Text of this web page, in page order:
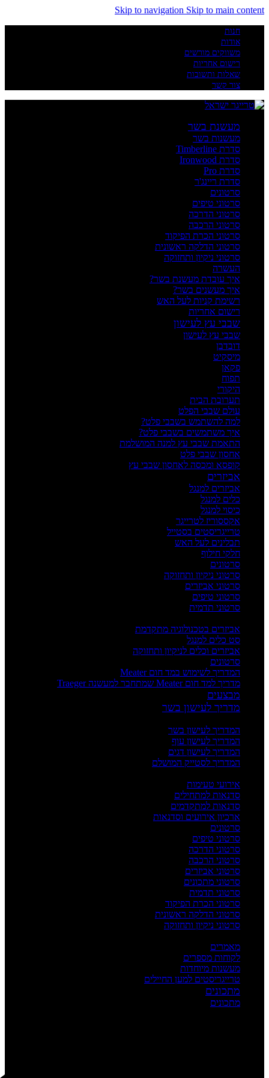
Skip to navigation Skip to main content
חנות
אודות
משווקים מורשים
רישום אחריות
שאלות ותשובות
צור קשר
מעשנת בשר
מעשנות בשר
סדרת Timberline
סדרת Ironwood
סדרת Pro
סדרת ריינג'ר
סרטונים
סרטוני טיפים
סרטוני הדרכה
סרטוני הרכבה
סרטוני הכרת הפיקוד
סרטוני הדלקה ראשונית
סרטוני ניקיון ותחזוקה
העשרה
איך עובדת מעשנת בשר?
איך מעשנים בשר?
רשימת קניות לעל האש
רישום אחריות
שבבי עץ לעישון
שבבי עץ לעישון
דובדבן
מיסקיט
פקאן
תפוח
היקורי
תערובת הבית
עולם שבבי הפלט
למה להשתמש בשבבי פלט?
איך משתמשים בשבבי פלט?
התאמת שבבי עץ למנה המושלמת
אחסון שבבי פלט
קופסא ומכסה לאחסון שבבי עץ
אביזרים
אביזרים למנגל
כלים למנגל
כיסוי למנגל
אקססוריז לטרייגר
טרייגריסטים בסטייל
תבלינים לעל האש
חלקי חילוף
סרטונים
סרטוני ניקיון ותחזוקה
סרטוני אביזרים
סרטוני טיפים
סרטוני תדמית
אביזרים בטכנולוגיה מתקדמת
סט כלים למנגל
אביזרים וכלים לניקיון ותחזוקה
סרטונים
המדריך לשימוש במד חום Meater
מדריך למד חום Meater שמתחבר למעשנה Traeger
מבצעים
מדריך לעישון בשר
המדריך לעישון בשר
המדריך לעישון עוף
המדריך לעישון דגים
המדריך לסטייק המושלם
אירועי טעימות
סדנאות למתחילים
סדנאות למתקדמים
ארכיון אירועים וסדנאות
סרטונים
סרטוני טיפים
סרטוני הדרכה
סרטוני הרכבה
סרטוני אביזרים
סרטוני מתכונים
סרטוני תדמית
סרטוני הכרת הפיקוד
סרטוני הדלקה ראשונית
סרטוני ניקיון ותחזוקה
מאמרים
לקוחות מספרים
מעשנות מיוחדות
טרייגריסטים למען החיילים
מתכונים
מתכונים